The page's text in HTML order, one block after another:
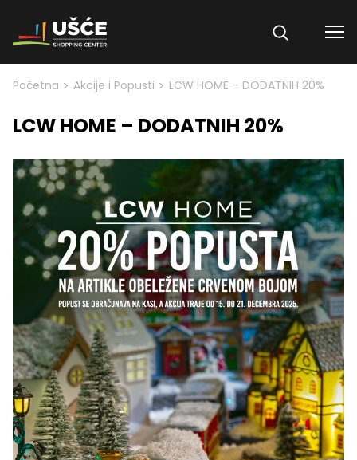
Skip to content
Početna > Akcije i Popusti > LCW HOME – DODATNIH 20%
LCW HOME – DODATNIH 20%